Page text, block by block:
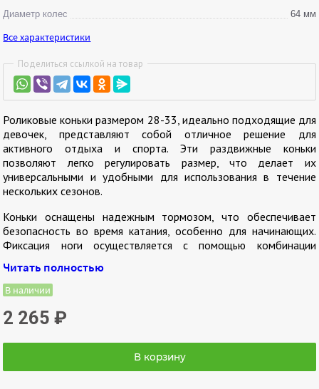
Диаметр колес
64 мм
Все характеристики
Поделиться ссылкой на товар
Роликовые коньки размером 28-33, идеально подходящие для
девочек, представляют собой отличное решение для
активного отдыха и спорта. Эти раздвижные коньки
позволяют легко регулировать размер, что делает их
универсальными и удобными для использования в течение
нескольких сезонов.
Коньки оснащены надежным тормозом, что обеспечивает
безопасность во время катания, особенно для начинающих.
Фиксация ноги осуществляется с помощью комбинации
комфорт при движении.
Диаметр колес составляет 64 мм, что обеспечивает отличное
сцепление с поверхностью и маневренность. Колеса
изготовлены из полиуретана, что делает их прочными и
устойчивыми к износу, а также обеспечивает плавный и
Читать полностью
В наличии
2 265₽
В корзину